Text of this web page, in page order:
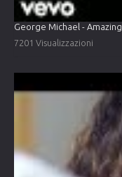
George Michael - Amazing
7201 Visualizzazioni